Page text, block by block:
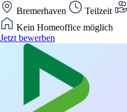
Bremerhaven Teilzeit
Kein Homeoffice möglich
Jetzt bewerben